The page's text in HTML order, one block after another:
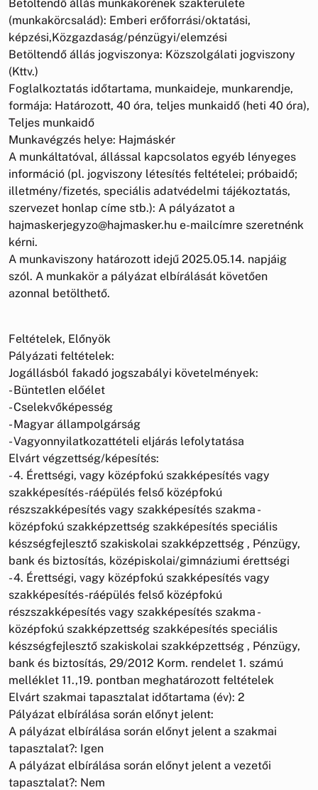
Betöltendő állás munkakörének szakterülete
(munkakörcsalád): Emberi erőforrási/oktatási,
képzési,Közgazdaság/pénzügyi/elemzési
Betöltendő állás jogviszonya: Közszolgálati jogviszony
(Kttv.)
Foglalkoztatás időtartama, munkaideje, munkarendje,
formája: Határozott, 40 óra, teljes munkaidő (heti 40 óra),
Teljes munkaidő
Munkavégzés helye: Hajmáskér
A munkáltatóval, állással kapcsolatos egyéb lényeges
információ (pl. jogviszony létesítés feltételei; próbaidő;
illetmény/fizetés, speciális adatvédelmi tájékoztatás,
szervezet honlap címe stb.): A pályázatot a
hajmaskerjegyzo@hajmasker.hu e-mailcímre szeretnénk
kérni.
A munkaviszony határozott idejű 2025.05.14. napjáig
szól. A munkakör a pályázat elbírálását követően
azonnal betölthető.
Feltételek, Előnyök
Pályázati feltételek:
Jogállásból fakadó jogszabályi követelmények:
- Büntetlen előélet
- Cselekvőképesség
- Magyar állampolgárság
- Vagyonnyilatkozattételi eljárás lefolytatása
Elvárt végzettség/képesítés:
- 4. Érettségi, vagy középfokú szakképesítés vagy
szakképesítés-ráépülés felső középfokú
részszakképesítés vagy szakképesítés szakma -
középfokú szakképzettség szakképesítés speciális
készségfejlesztő szakiskolai szakképzettség , Pénzügy,
bank és biztosítás, középiskolai/gimnáziumi érettségi
- 4. Érettségi, vagy középfokú szakképesítés vagy
szakképesítés-ráépülés felső középfokú
részszakképesítés vagy szakképesítés szakma -
középfokú szakképzettség szakképesítés speciális
készségfejlesztő szakiskolai szakképzettség , Pénzügy,
bank és biztosítás, 29/2012 Korm. rendelet 1. számú
melléklet 11.,19. pontban meghatározott feltételek
Elvárt szakmai tapasztalat időtartama (év): 2
Pályázat elbírálása során előnyt jelent:
A pályázat elbírálása során előnyt jelent a szakmai
tapasztalat?: Igen
A pályázat elbírálása során előnyt jelent a vezetői
tapasztalat?: Nem